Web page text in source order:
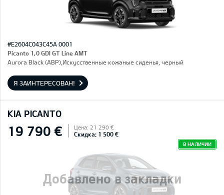
#E2604C043C45A 0001
Picanto 1,0 GDI GT Line AMT
Aurora Black (ABP),Искусственные кожаные сиденья, черный
Я ЗАИНТЕРЕСОВАН!
KIA PICANTO
Добавлено в закладки
19 790 € Цена: 21 290 €
Скидка: 1 500 €
В НАЛИЧИИ